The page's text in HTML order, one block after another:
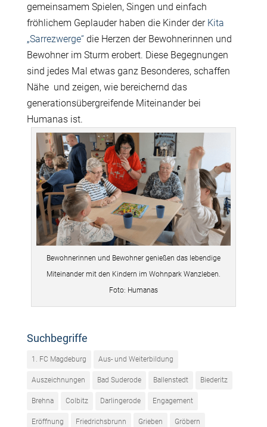
gemeinsamem Spielen, Singen und einfach
fröhlichem Geplauder haben die Kinder der Kita
„Sarrezwerge“die Herzen der Bewohnerinnen und
Bewohner im Sturm erobert. Diese Begegnungen
sind jedes Mal etwas ganz Besonderes, schaffen
Nähe und zeigen, wie bereichernd das
generationsübergreifende Miteinander bei
Humanas ist.
Bewohnerinnen und Bewohner genießen das lebendige
Miteinander mit den Kindern im Wohnpark Wanzleben.
Foto: Humanas
Suchbegriffe
1. FC Magdeburg Aus- und Weiterbildung
Auszeichnungen Bad Suderode Ballenstedt Biederitz
Brehna Colbitz Darlingerode Engagement
Eröffnung Friedrichsbrunn Grieben Gröbern